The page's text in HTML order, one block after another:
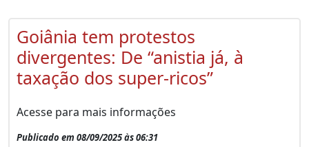
Goiânia tem protestos
divergentes: De “anistia já, à
taxação dos super-ricos”
Acesse para mais informações
Publicado em 08/09/2025 às 06:31